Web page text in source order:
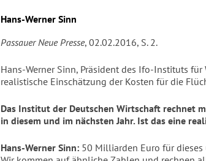
Hans-Werner Sinn
Passauer Neue Presse, 02.02.2016, S. 2.
Hans-Werner Sinn, Präsident des Ifo-Instituts
realistische Einschätzung der Kosten für die
Das Institut der Deutschen Wirtschaft rechnet
in diesem und im nächsten Jahr. Ist das eine
Hans-Werner Sinn: 50 Milliarden Euro für dieses